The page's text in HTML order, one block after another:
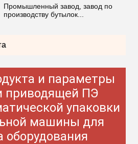
Промышленный завод, завод по
производству бутылок...
и параметры
приводящей ПЭ
упаковки
машины для
оборудования